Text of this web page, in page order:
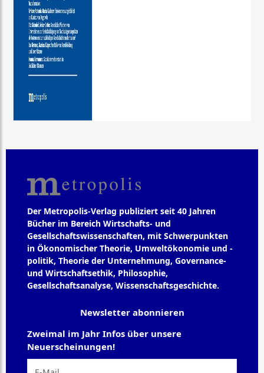
Der Metropolis-Verlag publiziert seit 40 Jahren
Bücher im Bereich Wirtschafts- und
Gesellschaftswissenschaften, mit Schwerpunkten
in Ökonomischer Theorie, Umweltökonomie und -
politik, Theorie der Unternehmung, Governance-
und Wirtschaftsethik, Philosophie,
Gesellschaftsanalyse, Wissenschaftsgeschichte.
Newsletter abonnieren
Zweimal im Jahr Infos über unsere
Neuerscheinungen!